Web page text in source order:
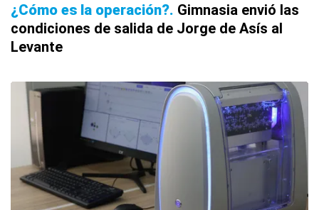
¿Cómo es la operación? Gimnasia envió las
condiciones de salida de Jorge de Asís al
Levante